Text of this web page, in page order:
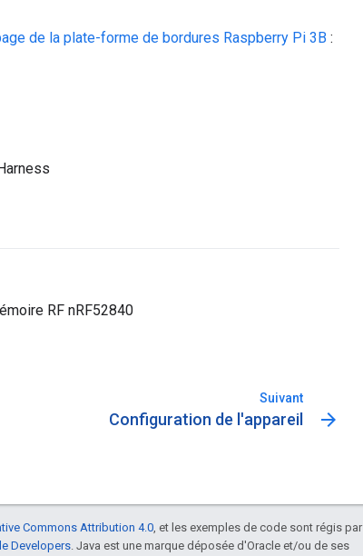
de la plate-forme de bordures Raspberry Pi 3B :
RF nRF52840
Suivant
Configuration de l'appareil arrow_forward
Commons Attribution 4.0, et les exemples de code sont régis par
Developers. Java est une marque déposée d'Oracle et/ou de ses